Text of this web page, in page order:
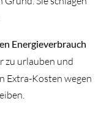
Energieverbrauch
zu urlauben und
Extra-Kosten wegen